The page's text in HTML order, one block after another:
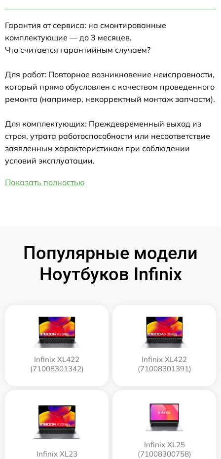
Гарантия от сервиса: на смонтированные
комплектующие — до 3 месяцев.
Что считается гарантийным случаем?
Для работ: Повторное возникновение неисправности,
который прямо обусловлен с качеством проведенного
ремонта (например, некорректный монтаж запчасти).
Для комплектующих: Преждевременный выход из
строя, утрата работоспособности или несоответствие
заявленным характеристикам при соблюдении
условий эксплуатации.
Показать полностью
Популярные модели
Ноутбуков Infinix
Infinix XL422
(71008301342)
Infinix XL422
(71008301391)
Infinix XL23
Infinix XL25
(71008300758)